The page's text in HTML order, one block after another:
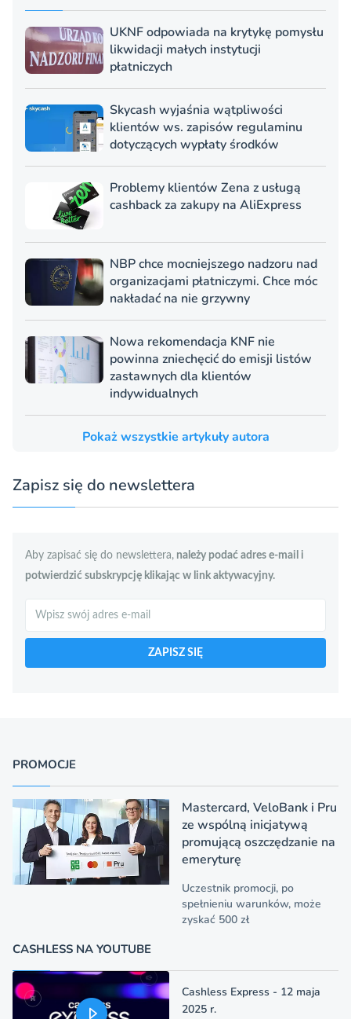
UKNF odpowiada na krytykę pomysłu
likwidacji małych instytucji
płatniczych
Skycash wyjaśnia wątpliwości
klientów ws. zapisów regulaminu
dotyczących wypłaty środków
Problemy klientów Zena z usługą
cashback za zakupy na AliExpress
NBP chce mocniejszego nadzoru nad
organizacjami płatniczymi. Chce móc
nakładać na nie grzywny
Nowa rekomendacja KNF nie
powinna zniechęcić do emisji listów
zastawnych dla klientów
indywidualnych
Pokaż wszystkie artykuły autora
Zapisz się do newslettera
Aby zapisać się do newslettera, należy podać adres e-mail i
potwierdzić subskrypcję klikając w link aktywacyjny.
Szukaj
ZAPISZ SIĘ
PROMOCJE
Mastercard, VeloBank i Pru
ze wspólną inicjatywą
promującą oszczędzanie na
emeryturę
Uczestnik promocji, po
spełnieniu warunków, może
zyskać 500 zł
CASHLESS NA YOUTUBE
Cashless Express - 12 maja
2025 r.